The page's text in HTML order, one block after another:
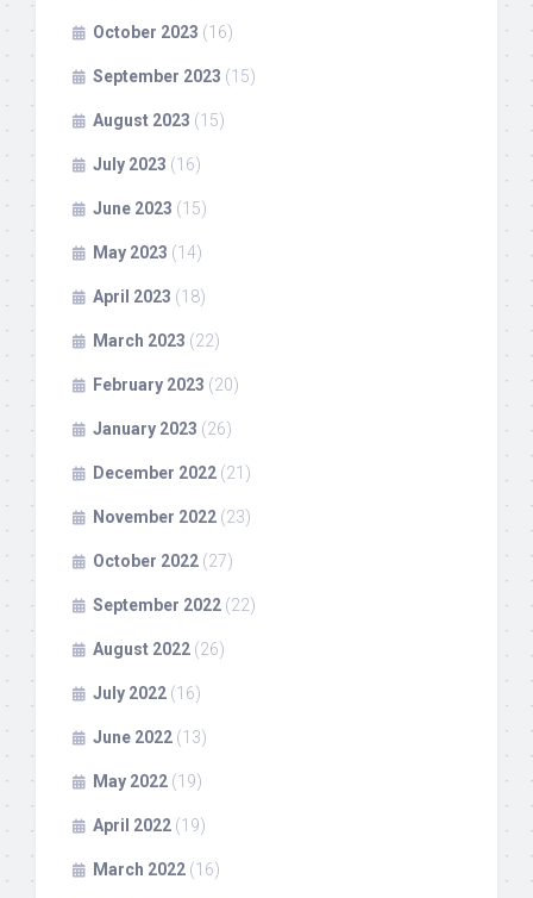
October 2023 (16)
September 2023 (15)
August 2023 (15)
July 2023 (16)
June 2023 (15)
May 2023 (14)
April 2023 (18)
March 2023 (22)
February 2023 (20)
January 2023 (26)
December 2022 (21)
November 2022 (23)
October 2022 (27)
September 2022 (22)
August 2022 (26)
July 2022 (16)
June 2022 (13)
May 2022 (19)
April 2022 (19)
March 2022 (16)